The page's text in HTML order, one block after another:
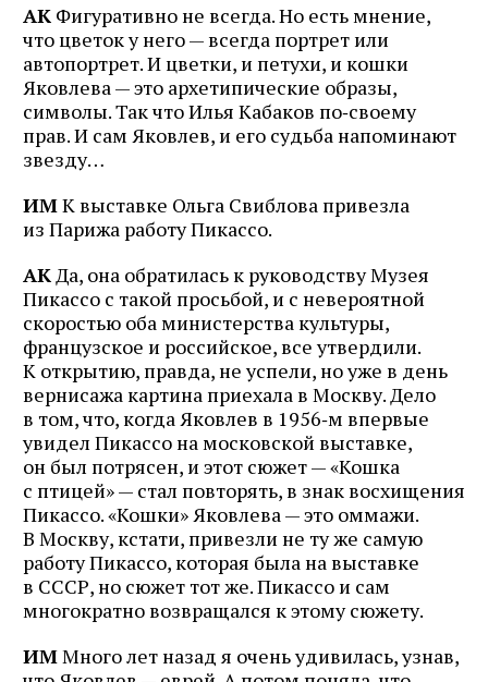
АК Фигуративно не всегда. Но есть мнение,
что цветок у него — всегда портрет или
автопортрет. И цветки, и петухи, и кошки
Яковлева — это архетипические образы,
символы. Так что Илья Кабаков по‑своему
прав. И сам Яковлев, и его судьба напоминают
звезду…
ИМК выставке Ольга Свиблова привезла
из Парижа работу Пикассо.
АК Да, она обратилась к руководству Музея
Пикассо с такой просьбой, и с невероятной
скоростью оба министерства культуры,
французское и российское, все утвердили.
К открытию, правда, не успели, но уже в день
вернисажа картина приехала в Москву. Дело
в том, что, когда Яковлев в 1956‑м впервые
увидел Пикассо на московской выставке,
он был потрясен, и этот сюжет — «Кошка
с птицей» — стал повторять, в знак восхищения
Пикассо. «Кошки» Яковлева — это оммажи.
В Москву, кстати, привезли не ту же самую
работу Пикассо, которая была на выставке
в СССР, но сюжет тот же. Пикассо и сам
многократно возвращался к этому сюжету.
ИММного лет назад я очень удивилась, узнав,